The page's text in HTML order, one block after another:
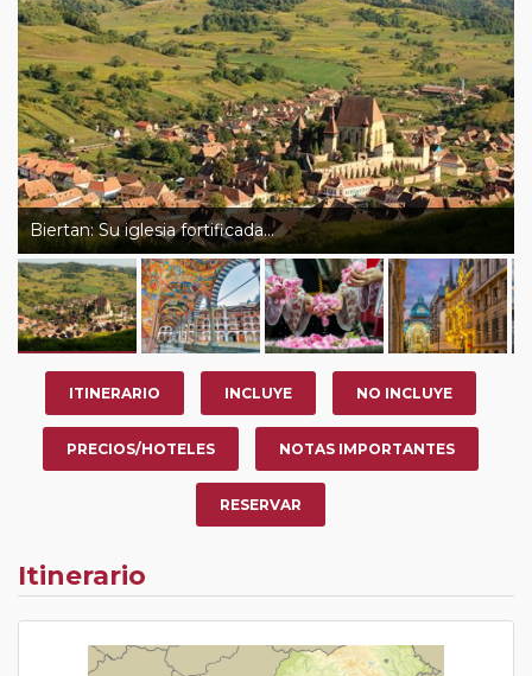
nosotros en los últimos 3 años y que pertenezcan a
nuestro Club de Pasajeros (cuya obtención se realiza
tras rellenar el cuestionario de satisfacción en "Mi viaje")
o los que estén en luna de miel contarán con un
descuento del 5%.
Biertan: Su iglesia fortificada…
ITINERARIO INCLUYE NO INCLUYE
PRECIOS/HOTELES NOTAS IMPORTANTES
RESERVAR
Itinerario